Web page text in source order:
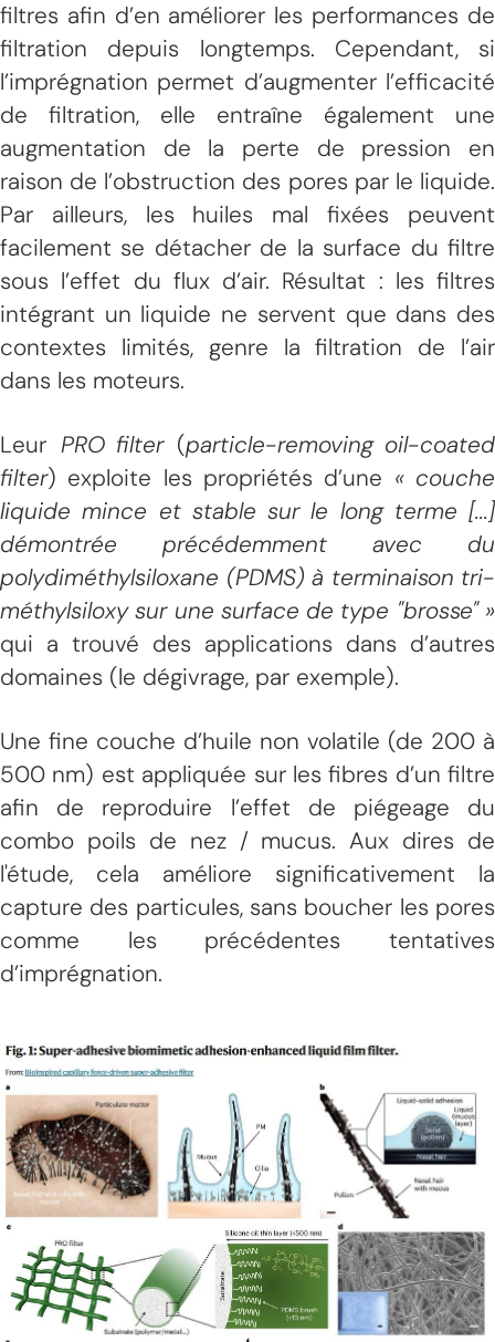
filtres afin d’en améliorer les performances de
filtration depuis longtemps. Cependant, si
l’imprégnation permet d’augmenter l’efficacité
de filtration, elle entraîne également une
augmentation de la perte de pression en
raison de l’obstruction des pores par le liquide.
Par ailleurs, les huiles mal fixées peuvent
facilement se détacher de la surface du filtre
sous l’effet du flux d’air. Résultat : les filtres
intégrant un liquide ne servent que dans des
contextes limités, genre la filtration de l’air
dans les moteurs.
Leur PRO filter (particle-removing oil-coated
filter) exploite les propriétés d’une « couche
liquide mince et stable sur le long terme [...]
démontrée précédemment avec du
polydiméthylsiloxane (PDMS) à terminaison tri-
méthylsiloxy sur une surface de type "brosse" »
qui a trouvé des applications dans d’autres
domaines (le dégivrage, par exemple).
Une fine couche d’huile non volatile (de 200 à
500 nm) est appliquée sur les fibres d’un filtre
afin de reproduire l’effet de piégeage du
combo poils de nez / mucus. Aux dires de
l'étude, cela améliore significativement la
capture des particules, sans boucher les pores
comme les précédentes tentatives
d’imprégnation.